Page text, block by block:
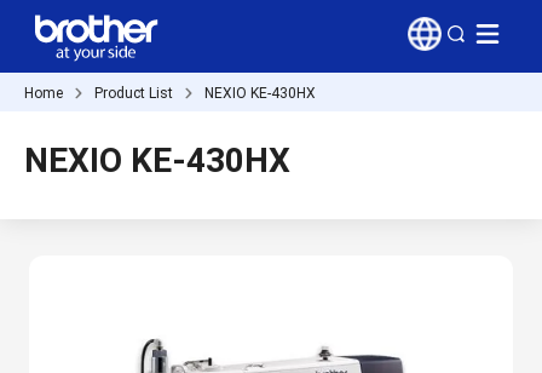
Home Product List NEXIO KE-430HX
NEXIO KE-430HX